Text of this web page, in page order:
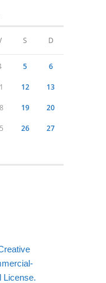
S D
5 6
12 13
19 20
26 27
License.